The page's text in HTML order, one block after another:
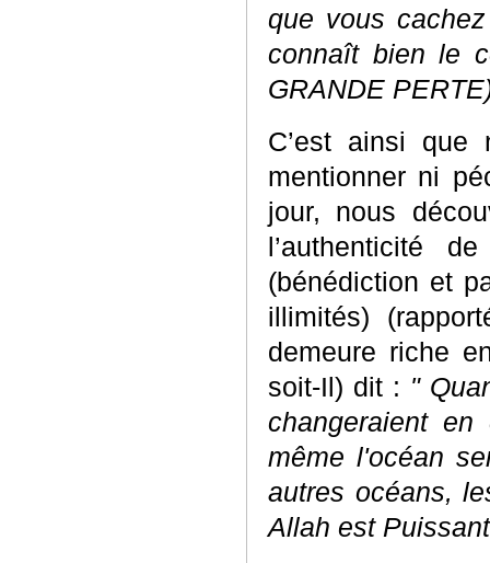
que vous
connaît bien le
GRANDE
C’est ainsi que
mentionner ni
jour, nous
l’authenticité
(bénédiction et
illimités)
demeure riche
soit-Il) dit : "
changeraient
même l'océan
autres océans,
Allah est